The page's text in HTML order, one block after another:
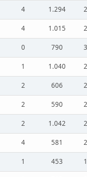
4 1.294
4 1.015
0 790
1 1.040
2 606
2 590
2 1.042
4 581
1 453